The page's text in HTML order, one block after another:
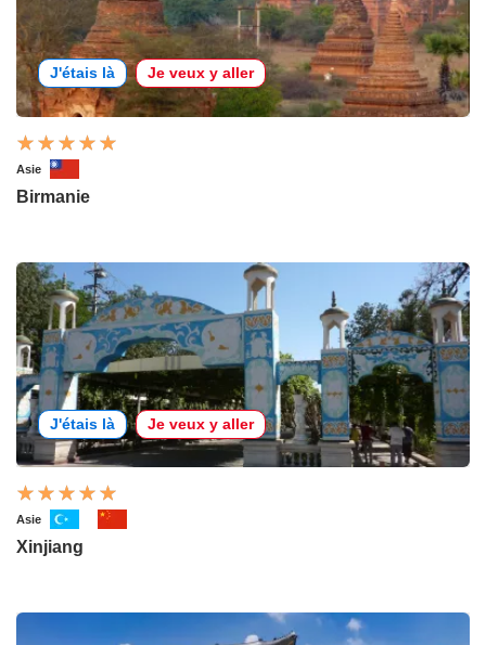
J'étais là Je veux y aller
Asie
Birmanie
J'étais là Je veux y aller
Asie
Xinjiang